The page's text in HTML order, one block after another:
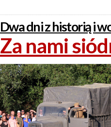
Dwa dni z historią i
Za nami